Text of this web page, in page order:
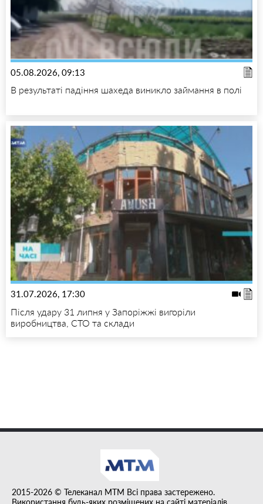
05.08.2026, 09:13
В результаті падіння шахеда виникло займання в полі
31.07.2026, 17:30
Після удару 31 липня у Запоріжжі вигоріли
виробництва, СТО та склади
2015-2026 © Телеканал MTM Всі права застережено.